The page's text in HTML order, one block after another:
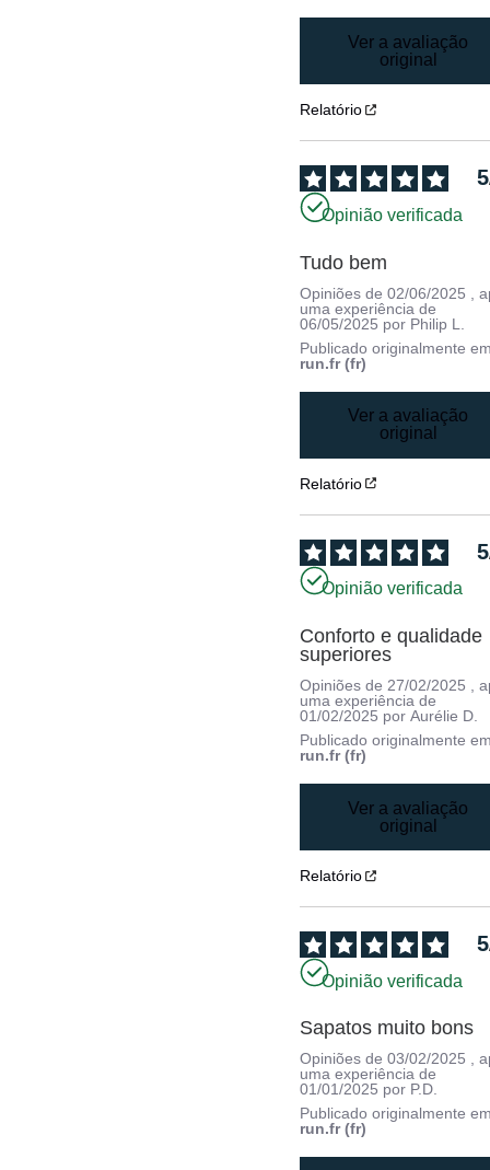
Ver a avaliação
original
Relatório
5
Opinião verificada
Tudo bem
Opiniões de02/06/2025
,
uma experiência de
06/05/2025 por Philip L.
Publicado originalmente
run.fr (fr)
Ver a avaliação
original
Relatório
5
Opinião verificada
Conforto e qualidade
superiores
Opiniões de 27/02/2025
,
uma experiência de
01/02/2025 porAurélie D.
Publicado originalmente
run.fr (fr)
Ver a avaliação
original
Relatório
5
Opinião verificada
Sapatos muito bons
Opiniões de03/02/2025 ,
uma experiência de
01/01/2025 por P.D.
Publicado originalmente
run.fr (fr)